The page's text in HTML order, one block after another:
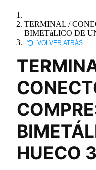
TERMINAL /
BIMETáLICO DE
VOLVER ATRÁS
HUECO